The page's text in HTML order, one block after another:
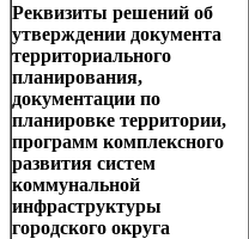
Реквизиты решений об
утверждении документа
территориального
планирования,
документации по
планировке территории,
программ комплексного
развития систем
коммунальной
инфраструктуры
городского округа